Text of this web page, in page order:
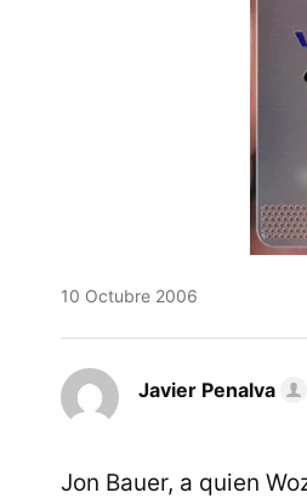
10 Octubre 2006
Javier Penalva
Jon Bauer, a quien